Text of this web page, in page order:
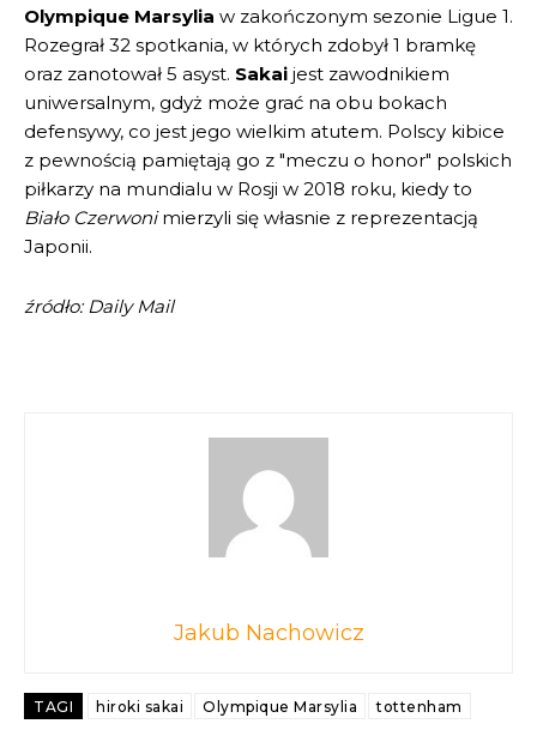
Olympique Marsylia w zakończonym sezonie Ligue 1.
Rozegrał 32 spotkania, w których zdobył 1 bramkę
oraz zanotował 5 asyst. Sakai jest zawodnikiem
uniwersalnym, gdyż może grać na obu bokach
defensywy, co jest jego wielkim atutem. Polscy kibice
z pewnością pamiętają go z "meczu o honor" polskich
piłkarzy na mundialu w Rosji w 2018 roku, kiedy to
Biało Czerwonimierzyli się własnie z reprezentacją
Japonii.
źródło: Daily Mail
Jakub Nachowicz
TAGI hiroki sakai Olympique Marsylia tottenham